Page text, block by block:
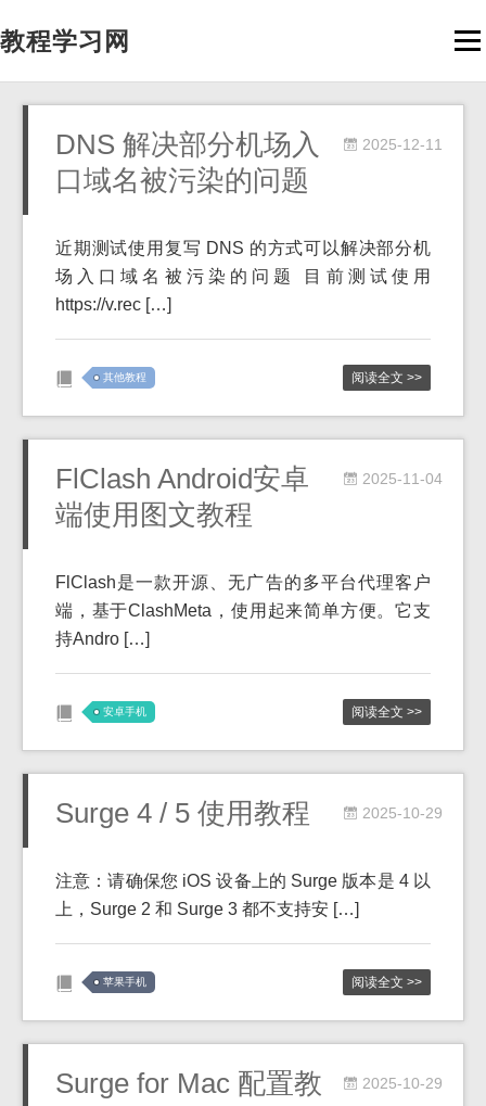
教程学习网
DNS 解决部分机场入
口域名被污染的问题
2025-12-11
近期测试使用复写 DNS 的方式可以解决部分机
场入口域名被污染的问题 目前测试使用
https://v.rec […]
其他教程 阅读全文 >>
FlClash Android安卓
端使用图文教程
2025-11-04
FlClash是一款开源、无广告的多平台代理客户
端，基于ClashMeta，使用起来简单方便。它支
持Andro […]
安卓手机 阅读全文 >>
Surge 4 / 5 使用教程 2025-10-29
注意：请确保您 iOS 设备上的 Surge 版本是 4 以
上，Surge 2 和 Surge 3 都不支持安 […]
苹果手机 阅读全文 >>
Surge for Mac 配置教
2025-10-29